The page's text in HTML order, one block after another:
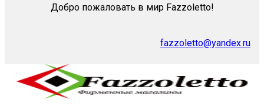
Добро пожаловать в мир Fazzoletto!
fazzoletto@yandex.ru